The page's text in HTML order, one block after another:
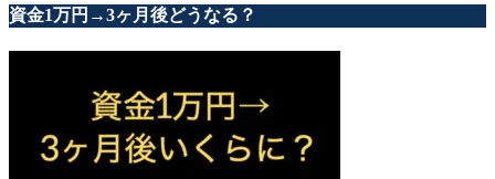
資金1万円→3ヶ月後どうなる？